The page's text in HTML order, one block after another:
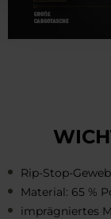
Rip-Stop-
Material: 65 %
imprägniertes